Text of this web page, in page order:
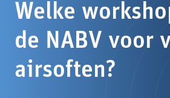
Welke
de NABV voor
airsoften?